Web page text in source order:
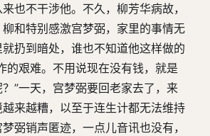
也不干涉他。不久，柳芳华病故，
和特别感激宫梦弼，家里的事情无
扔到暗处，谁也不知道他这样做的
的艰难。不用说现在没有钱，就是
”一天，宫梦弼要回老家去了，来
来越糟，以至于连生计都无法维持
弼销声匿迹，一点儿音讯也没有，